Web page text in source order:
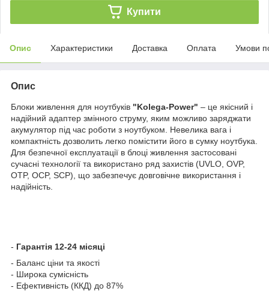
Купити
Опис Характеристики Доставка Оплата Умови
Опис
Блоки живлення для ноутбуків "Kolega-Power" – це якісний і
надійний адаптер змінного струму, яким можливо заряджати
акумулятор під час роботи з ноутбуком. Невелика вага і
компактність дозволить легко помістити його в сумку ноутбука.
Для безпечної експлуатації в блоці живлення застосовані
сучасні технології та використано ряд захистів (UVLO, OVP,
OTP, OCP, SCP), що забезпечує довговічне використання і
надійність.
- Гарантія 12-24 місяці
- Баланс ціни та якості
- Широка сумісність
- Ефективність (ККД) до 87%